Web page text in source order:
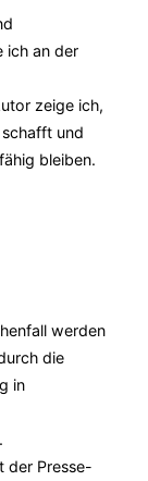
ich an der
zeige ich,
und
bleiben.
werden
die
in
der Presse-